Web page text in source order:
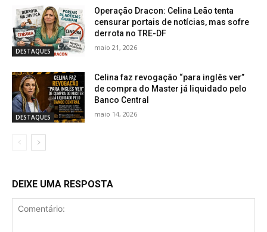
DESTAQUES
Operação Dracon: Celina Leão tenta
censurar portais de notícias, mas sofre
derrota no TRE-DF
maio 21, 2026
DESTAQUES
Celina faz revogação “para inglês ver”
de compra do Master já liquidado pelo
Banco Central
maio 14, 2026
DEIXE UMA RESPOSTA